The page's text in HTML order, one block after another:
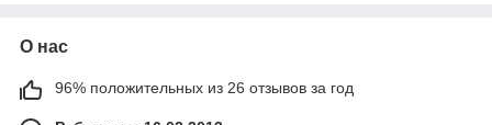
О нас
96% положительных из 26 отзывов за год